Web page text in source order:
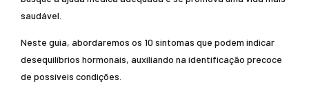
saudável.
Neste guia, abordaremos os 10 sintomas que podem indicar
desequilíbrios hormonais, auxiliando na identificação precoce
de possíveis condições.